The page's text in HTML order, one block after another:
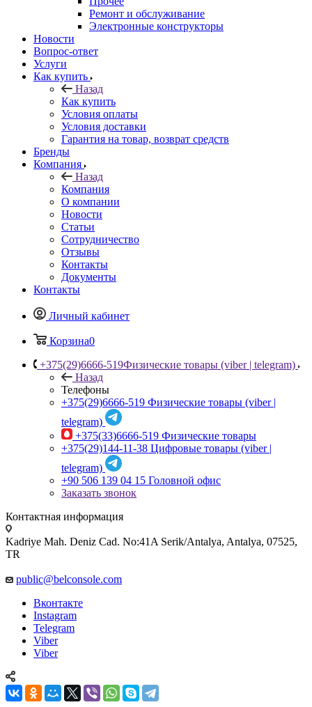
Ремонт и обслуживание
Электронные конструкторы
Новости
Вопрос-ответ
Услуги
Как купить
Назад
Как купить
Условия оплаты
Условия доставки
Гарантия на товар, возврат средств
Бренды
Компания
Назад
Компания
О компании
Новости
Статьи
Сотрудничество
Отзывы
Контакты
Документы
Контакты
Личный кабинет
Корзина0
+375(29)6666-519Физические товары (viber | telegram)
Назад
Телефоны
+375(29)6666-519 Физические товары (viber |
telegram)
+375(33)6666-519 Физические товары
+375(29)144-11-38 Цифровые товары (viber |
telegram)
+90 506 139 04 15 Головной офис
Заказать звонок
Контактная информация
Kadriye Mah. Deniz Cad. No:41A Serik/Antalya, Antalya, 07525,
TR
public@belconsole.com
Вконтакте
Instagram
Telegram
Viber
Viber